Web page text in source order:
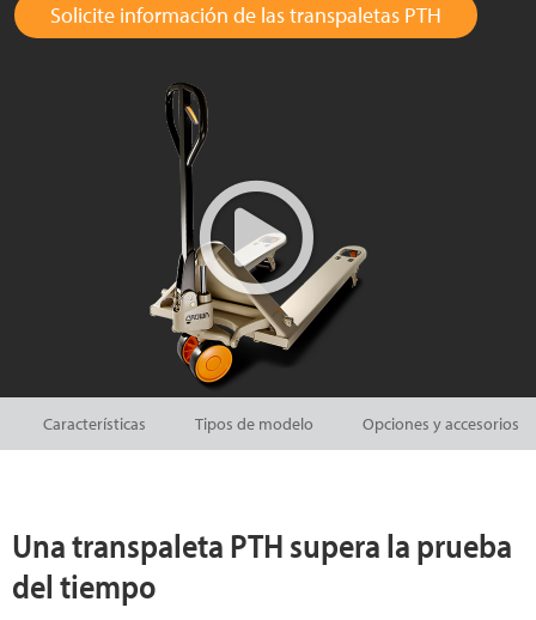
Solicite información de las transpaletas PTH
Características Tipos de modelo Opciones y accesorios
Una transpaleta PTH supera la prueba
del tiempo